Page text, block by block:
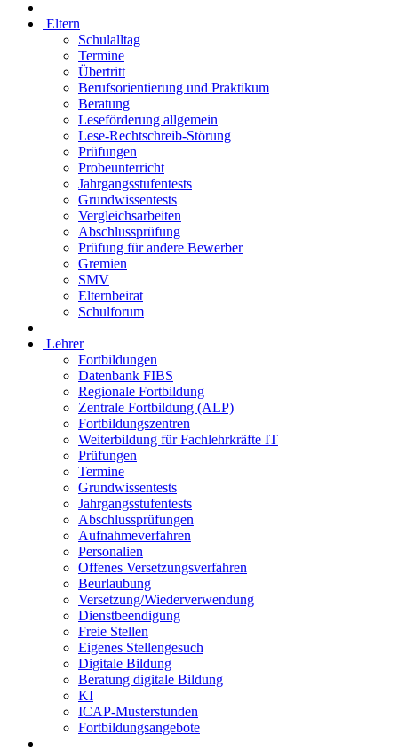
Eltern
Schulalltag
Termine
Übertritt
Berufsorientierung und Praktikum
Beratung
Leseförderung allgemein
Lese-Rechtschreib-Störung
Prüfungen
Probeunterricht
Jahrgangsstufentests
Grundwissentests
Vergleichsarbeiten
Abschlussprüfung
Prüfung für andere Bewerber
Gremien
SMV
Elternbeirat
Schulforum
Lehrer
Fortbildungen
Datenbank FIBS
Regionale Fortbildung
Zentrale Fortbildung (ALP)
Fortbildungszentren
Weiterbildung für Fachlehrkräfte IT
Prüfungen
Termine
Grundwissentests
Jahrgangsstufentests
Abschlussprüfungen
Aufnahmeverfahren
Personalien
Offenes Versetzungsverfahren
Beurlaubung
Versetzung/Wiederverwendung
Dienstbeendigung
Freie Stellen
Eigenes Stellengesuch
Digitale Bildung
Beratung digitale Bildung
KI
ICAP-Musterstunden
Fortbildungsangebote